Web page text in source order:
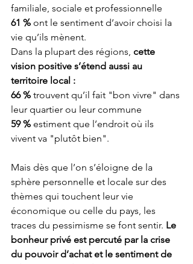
familiale, sociale et professionnelle
61 % ont le sentiment d’avoir choisi la
vie qu’ils mènent.
Dans la plupart des régions, cette
vision positive s’étend aussi au
territoire local :
66 % trouvent qu’il fait "bon vivre" dans
leur quartier ou leur commune
59 % estiment que l’endroit où ils
vivent va "plutôt bien".
Mais dès que l’on s’éloigne de la
sphère personnelle et locale sur des
thèmes qui touchent leur vie
économique ou celle du pays, les
traces du pessimisme se font sentir. Le
bonheur privé est percuté par la crise
du pouvoir d’achat et le sentiment de